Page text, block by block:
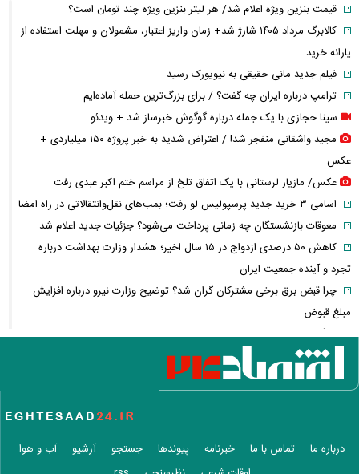
قیمت بنزین ویژه اعلام شد/ هر لیتر بنزین ویژه چند تومان است؟
کالابرگ مرداد ۱۴۰۵ شارژ شد+ زمان واریز اعتبار، مشمولان و مهلت استفاده از
یارانه خرید
فیلم جدید مانی حقیقی به نیویورک رسید
ترامپ درباره ایران چه گفت؟ / برای بزرگ‌ترین حمله آماده‌ایم
سینا حجازی با یک جمله درباره گوگوش خبرساز شد + ویدئو
مجید واشقانی منفجر شد! / اعتراض شدید به خبر پروژه ۱۵۰ میلیاردی +
عکس
عکس/ مازیار لرستانی با یک اتفاق تلخ از مراسم ختم اکبر عبدی رفت
اسامی ۳ خرید جدید پرسپولیس لو رفت؛ بمب‌های نقل‌وانتقالاتی در راه امضا
معوقات بازنشستگان چه زمانی پرداخت می‌شود؟ جزئیات جدید اعلام شد
کاهش ۵۰ درصدی ازدواج در ۱۵ سال اخیر؛ هشدار وزارت بهداشت درباره
تجرد و آینده جمعیت ایران
چرا قبض برق برخی مشترکان گران شد؟ توضیح وزارت نیرو درباره افزایش
مبلغ قبوض
جنگ ایران، سود میلیاردی نفتی‌ها؛ چه کسانی از بحران انرژی سود می‌برند؟
مذاکرات ایران و آمریکا دوباره خبرساز شد؛ ونس چه گفت؟
وقتی درمان خصوصی لوکس می‌شود؛ سهم هزینه‌های پزشکی از حقوق مردم
بازار سهام جان گرفت؛ نقدینگی چرا دوباره به بورس برگشت؟
تنگه هرمز دوباره جنجالی شد/ انتقاد شریعتمداری از مذاکرات ایران و عمان
کشتی عربستان هدف موشک بالستیک قرار گرفت
درباره ما تماس با ما خبرنامه پیوندها جستجو آرشیو
آب و هوا